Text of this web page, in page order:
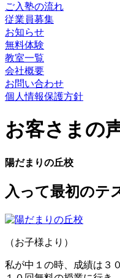
ご入塾の流れ
従業員募集
お知らせ
無料体験
教室一覧
会社概要
お問い合わせ
個人情報保護方針
お客さまの
陽だまりの丘校
入って最初のテ
（お子様より）
私が中１の時、成績は３